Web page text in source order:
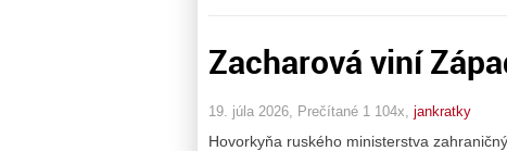
Zacharová viní
19. júla 2026, Prečítané 1 104x, jankratky
Hovorkyňa ruského ministerstva